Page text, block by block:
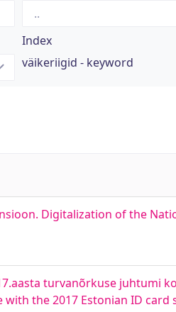
Index
väikeriigid - keyword
Digitalization of the
turvanõrkuse juhtumi
the 2017 Estonian ID